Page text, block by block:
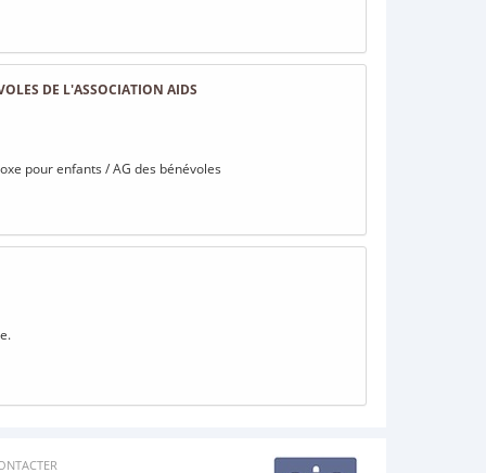
DE L'ASSOCIATION AIDS
pour enfants / AG des bénévoles